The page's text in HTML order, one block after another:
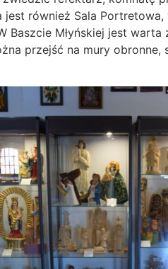
jest również Sala
Baszcie Młyńskiej jest
przejść na mury obronne,